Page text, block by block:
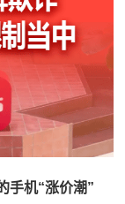
手机“涨价潮”